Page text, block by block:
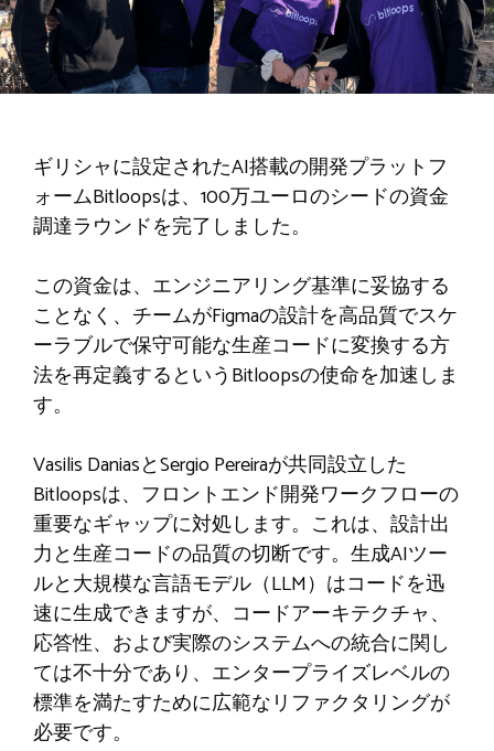
ギリシャに設定されたAI搭載の開発プラットフ
ォームBitloopsは、100万ユーロのシードの資金
調達ラウンドを完了しました。
この資金は、エンジニアリング基準に妥協する
ことなく、チームがFigmaの設計を高品質でスケ
ーラブルで保守可能な生産コードに変換する方
法を再定義するというBitloopsの使命を加速しま
す。
Vasilis DaniasとSergio Pereiraが共同設立した
Bitloopsは、フロントエンド開発ワークフローの
重要なギャップに対処します。これは、設計出
力と生産コードの品質の切断です。生成AIツー
ルと大規模な言語モデル（LLM）はコードを迅
速に生成できますが、コードアーキテクチャ、
応答性、および実際のシステムへの統合に関し
ては不十分であり、エンタープライズレベルの
標準を満たすために広範なリファクタリングが
必要です。